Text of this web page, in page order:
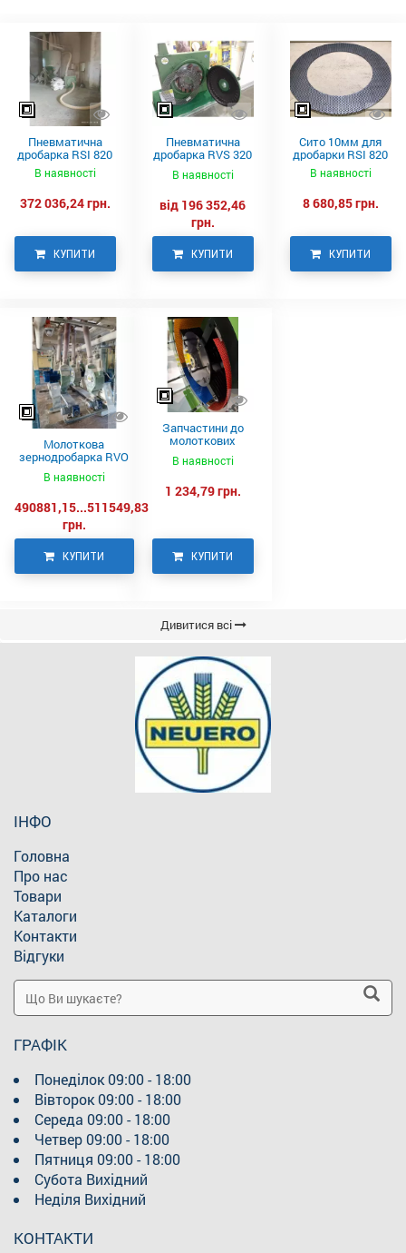
Пневматична
дробарка RSI 820
В наявності
372 036,24 грн.
КУПИТИ
Пневматична
дробарка RVS 320
Neuero
В наявності
від 196 352,46
грн.
КУПИТИ
Сито 10мм для
дробарки RSI 820
В наявності
8 680,85 грн.
КУПИТИ
Молоткова
зернодробарка RVO
930 NEUERO
В наявності
490881,15...511549,83
грн.
КУПИТИ
Запчастини до
молоткових
дробарок RVO,
NEUERO
В наявності
1 234,79 грн.
КУПИТИ
Дивитися всі
ІНФО
Головна
Про нас
Товари
Каталоги
Контакти
Відгуки
ГРАФІК
Понеділок09:00 - 18:00
Вівторок09:00 - 18:00
Середа 09:00 - 18:00
Четвер09:00 - 18:00
Пятниця 09:00 - 18:00
Субота Вихідний
Неділя Вихідний
КОНТАКТИ